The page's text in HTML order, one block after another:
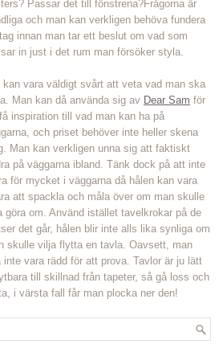
Passar det till fönstrena?Frågorna är
och man kan verkligen behöva fundera
innan man tar ett beslut om vad som
in just i det rum man försöker styla.
kan vara väldigt svårt att veta vad man ska
Man kan då använda sig av Dear Sam för
inspiration till vad man kan ha på
och priset behöver inte heller skena
Man kan verkligen unna sig att faktiskt
på väggarna ibland. Tänk dock på att inte
för mycket i väggarna då hålen kan vara
att spackla och måla över om man skulle
göra om. Använd istället tavelkrokar på de
det går, hålen blir inte alls lika synliga om
skulle vilja flytta en tavla. Oavsett, man
inte vara rädd för att prova. Tavlor är ju lätt
till skillnad från tapeter, så gå loss och
i värsta fall får man plocka ner den!